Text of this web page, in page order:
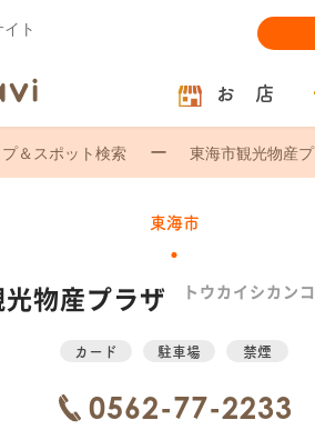
ト
お 店
＆スポット検索 東海市観光物産
東海市
物産プラザ トウカイシカン
カード 駐車場 禁煙
0562-77-2233